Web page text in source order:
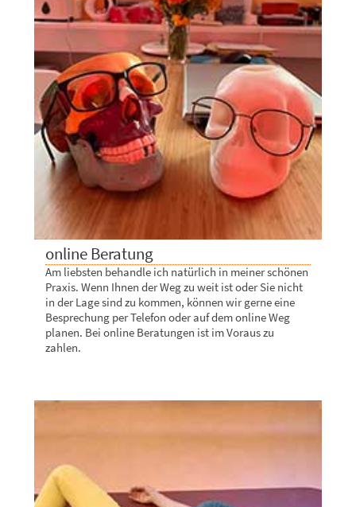
online Beratung
Am liebsten behandle ich natürlich in meiner schönen
Praxis. Wenn Ihnen der Weg zu weit ist oder Sie nicht
in der Lage sind zu kommen, können wir gerne eine
Besprechung per Telefon oder auf dem online Weg
planen. Bei online Beratungen ist im Voraus zu
zahlen.